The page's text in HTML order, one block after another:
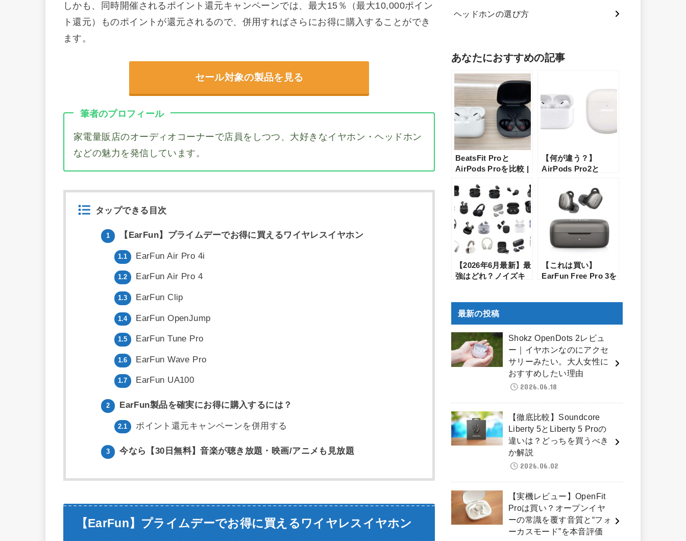
しかも、同時開催されるポイント還元キャンペーンでは、最大15％（最大10,000ポイン
ト還元）ものポイントが還元されるので、併用すればさらにお得に購入することができ
ます。
セール対象の製品を見る
筆者のプロフィール
家電量販店のオーディオコーナーで店員をしつつ、大好きなイヤホン・ヘッドホン
などの魅力を発信しています。
タップできる目次
1 【EarFun】プライムデーでお得に買えるワイヤレスイヤホン
1.1 EarFun Air Pro 4i
1.2 EarFun Air Pro 4
1.3 EarFun Clip
1.4 EarFun OpenJump
1.5 EarFun Tune Pro
1.6 EarFun Wave Pro
1.7 EarFun UA100
2 EarFun製品を確実にお得に購入するには？
2.1 ポイント還元キャンペーンを併用する
3 今なら【30日無料】音楽が聴き放題・映画/アニメも見放題
【EarFun】プライムデーでお得に買えるワイヤレスイヤホン
ヘッドホンの選び方
あなたにおすすめの記事
BeatsFit Proと
AirPods Proを比較 |
担当の店員が詳しく
解説
【何が違う？】
AirPods Pro2と
Earbuds 2の比較レ
ビュー！各メーカー
渾身の第2世代はどち
らが買いか？
【2026年6月最新】最
強はどれ？ノイズキ
おすすめランキング
【これは買い】
EarFun Free Pro 3を
最新の投稿
Shokz OpenDots 2レビュ
ー｜イヤホンなのにアクセ
サリーみたい。大人女性に
おすすめしたい理由
2026.06.18
【徹底比較】Soundcore
Liberty 5とLiberty 5 Proの
違いは？どっちを買うべき
か解説
2026.06.02
【実機レビュー】OpenFit
Proは買い？オープンイヤ
ーの常識を覆す音質と“フォ
ーカスモード”を本音評価